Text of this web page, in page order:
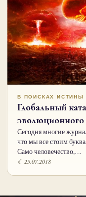
В ПОИСКАХ ИСТИНЫ
Глобальный
эволюционного
Сегодня многие
что мы все стоим
Само человечество,…
☾ 25.07.2018